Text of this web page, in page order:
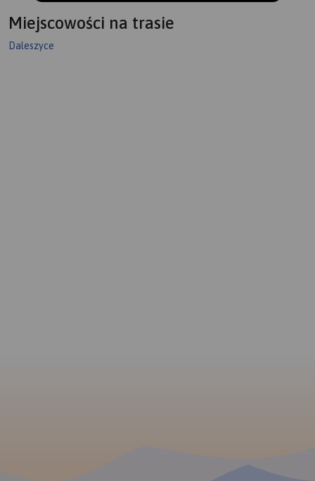
Miejscowości na trasie
Daleszyce